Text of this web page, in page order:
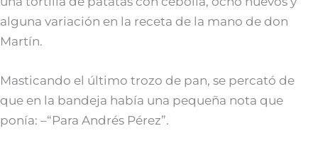
alguna variación en la receta de la mano de don
Martín.
Masticando el último trozo de pan, se percató de
que en la bandeja había una pequeña nota que
ponía: –“Para Andrés Pérez”.